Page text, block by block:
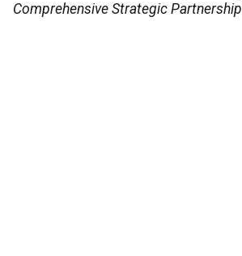
Comprehensive Strategic Partnership